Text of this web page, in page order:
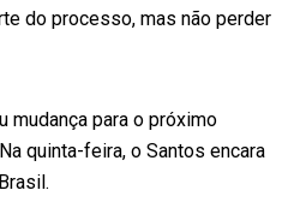
do processo, mas não perder
mudança para o próximo
quinta-feira, o Santos encara